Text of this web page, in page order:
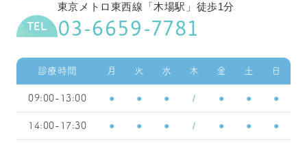
東京メトロ東西線「木場駅」徒歩1分
TEL 03-6659-7781
診療時間 月 火 水 木 金 土 日
09:00-13:00 ● ● ● / ● ● ●
14:00-17:30 ● ● ● / ● ● ●